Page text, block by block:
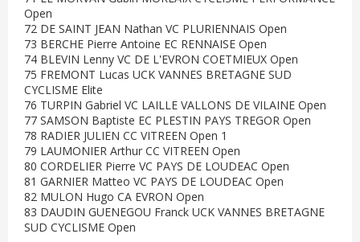
Open
72 DE SAINT JEAN Nathan VC PLURIENNAIS Open
73 BERCHE Pierre Antoine EC RENNAISE Open
74 BLEVIN Lenny VC DE L'EVRON COETMIEUX Open
75 FREMONT Lucas UCK VANNES BRETAGNE SUD
CYCLISME Elite
76 TURPIN Gabriel VC LAILLE VALLONS DE VILAINE Open
77 SAMSON Baptiste EC PLESTIN PAYS TREGOR Open
78 RADIER JULIEN CC VITREEN Open 1
79 LAUMONIER Arthur CC VITREEN Open
80 CORDELIER Pierre VC PAYS DE LOUDEAC Open
81 GARNIER Matteo VC PAYS DE LOUDEAC Open
82 MULON Hugo CA EVRON Open
83 DAUDIN GUENEGOU Franck UCK VANNES BRETAGNE
SUD CYCLISME Open